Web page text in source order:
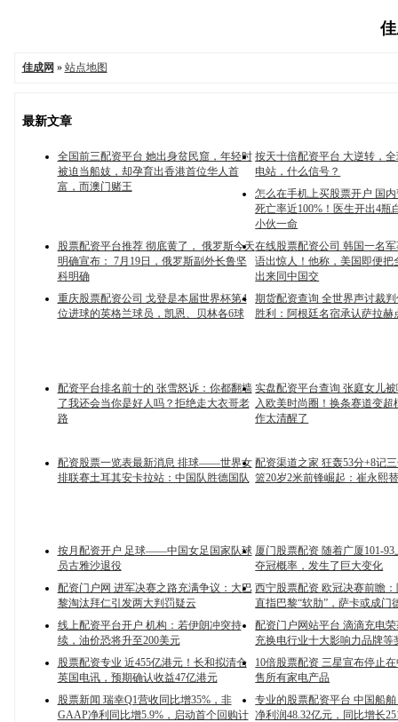
佳成网 » 站点地图
最新文章
全国前三配资平台 她出身贫民窟，年轻时
被迫当船妓，却孕育出香港首位华人首
富，而澳门赌王
按天十倍配资平台 大逆转，
电站，什么信号？
怎么在手机上买股票开户 国
死亡率近100%！医生开出4瓶
小伙一命
股票配资平台推荐 彻底黄了， 俄罗斯今天
明确宣布： 7月19日，俄罗斯副外长鲁坚
科明确
在线股票配资公司 韩国一名
语出惊人！他称，美国即便把
出来同中国交
重庆股票配资公司 戈登是本届世界杯第4
位进球的英格兰球员，凯恩、贝林各6球
期货配资查询 全世界声讨裁
胜利：阿根廷名宿承认萨拉赫
配资平台排名前十的 张雪怒诉：你都翻墙
了我还会当你是好人吗？拒绝走大衣哥老
路
实盘配资平台查询 张庭女儿被
入欧美时尚圈！换条赛道变超
作太清醒了
配资股票一览表最新消息 排球——世界女
排联赛土耳其安卡拉站：中国队胜德国队
配资渠道之家 狂轰53分+8记
篮20岁2米前锋崛起：崔永熙
按月配资开户 足球——中国女足国家队球
员古雅沙退役
厦门股票配资 随着广厦101-
夺冠概率，发生了巨大变化
配资门户网 进军决赛之路充满争议：大巴
黎淘汰拜仁引发两大判罚疑云
西宁股票配资 欧冠决赛前瞻
直指巴黎“软肋”，萨卡或成门
线上配资平台开户 机构：若伊朗冲突持
续，油价恐将升至200美元
配资门户网站平台 滴滴充电荣
充换电行业十大影响力品牌等
股票配资专业 近455亿港元！长和拟清仓
英国电讯，预期确认收益47亿港元
10倍股票配资 三星宣布停止
售所有家电产品
股票新闻 瑞幸Q1营收同比增35%，非
GAAP净利同比增5.9%，启动首个回购计
专业的股票配资平台 中国船
净利润48.32亿元，同比增长